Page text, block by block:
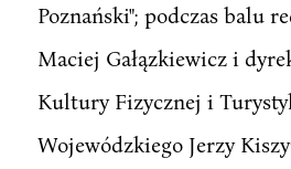
Poznański"; podczas balu
Maciej Gałązkiewicz i
Kultury Fizycznej i
Wojewódzkiego Jerzy